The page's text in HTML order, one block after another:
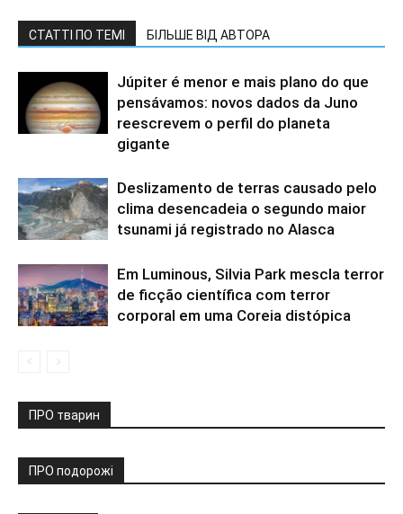
СТАТТІ ПО ТЕМІ БІЛЬШЕ ВІД АВТОРА
Júpiter é menor e mais plano do que
pensávamos: novos dados da Juno
reescrevem o perfil do planeta
gigante
Deslizamento de terras causado pelo
clima desencadeia o segundo maior
tsunami já registrado no Alasca
Em Luminous, Silvia Park mescla terror
de ficção científica com terror
corporal em uma Coreia distópica
ПРО тварин
ПРО подорожі